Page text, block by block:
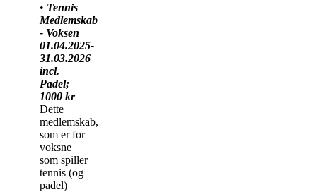
• Tennis
Medlemskab
- Voksen
01.04.2025-
31.03.2026
incl.
Padel;
1000 kr
Dette
medlemskab,
som er for
voksne
som spiller
tennis (og
padel)